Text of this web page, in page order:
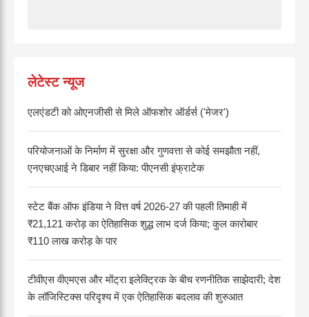
लेटेस्ट न्यूज
एलएंडटी को ओएनजीसी से मिले ऑफशोर ऑर्डर्स ('मेजर')
परियोजनाओं के निर्माण में सुरक्षा और गुणवत्ता से कोई समझौता नहीं,
एनएचएआई ने डिबार नहीं किया: पीएनसी इंफ्राटेक
स्टेट बैंक ऑफ इंडिया ने वित्त वर्ष 2026-27 की पहली तिमाही में
₹21,121 करोड़ का ऐतिहासिक शुद्ध लाभ दर्ज किया; कुल कारोबार
₹110 लाख करोड़ के पार
टीवीएस वीएमएस और मोंट्रा इलेक्ट्रिक के बीच रणनीतिक साझेदारी; देश
के लॉजिस्टिक्स परिदृश्य में एक ऐतिहासिक बदलाव की शुरुआत